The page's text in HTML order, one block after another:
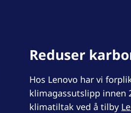
Reduser
Hos Lenovo har vi
klimagassutslipp innen
klimatiltak ved å tilby